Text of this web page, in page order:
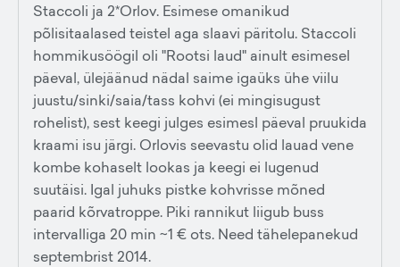
Staccoli ja 2*Orlov. Esimese omanikud
põlisitaalased teistel aga slaavi päritolu. Staccoli
hommikusöögil oli "Rootsi laud" ainult esimesel
päeval, ülejäänud nädal saime igaüks ühe viilu
juustu/sinki/saia/tass kohvi (ei mingisugust
rohelist), sest keegi julges esimesl päeval pruukida
kraami isu järgi. Orlovis seevastu olid lauad vene
kombe kohaselt lookas ja keegi ei lugenud
suutäisi. Igal juhuks pistke kohvrisse mõned
paarid kõrvatroppe. Piki rannikut liigub buss
intervalliga 20 min ~1 € ots. Need tähelepanekud
septembrist 2014.